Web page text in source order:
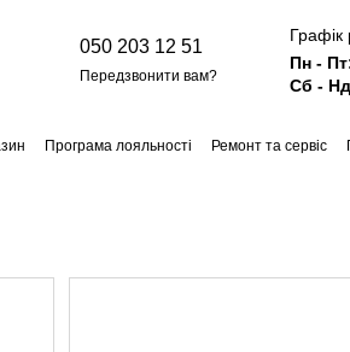
050 203 12 51
Передзвонити вам?
Графік
Пн -
Сб -
Програма лояльності Ремонт та сервіс